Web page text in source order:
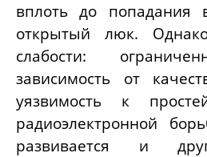
вплоть до попадания
открытый люк.
слабости:
зависимость от
уязвимость к
радиоэлектронной
развивается и